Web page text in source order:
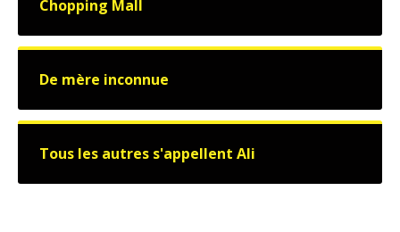
Chopping Mall
De mère inconnue
Tous les autres s'appellent Ali